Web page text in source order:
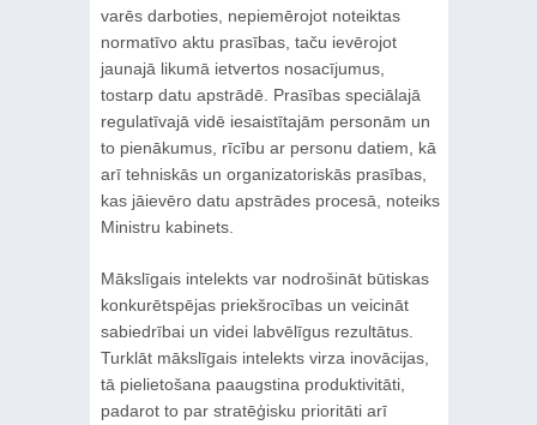
varēs darboties, nepiemērojot noteiktas
normatīvo aktu prasības, taču ievērojot
jaunajā likumā ietvertos nosacījumus,
tostarp datu apstrādē. Prasības speciālajā
regulatīvajā vidē iesaistītajām personām un
to pienākumus, rīcību ar personu datiem, kā
arī tehniskās un organizatoriskās prasības,
kas jāievēro datu apstrādes procesā, noteiks
Ministru kabinets.
Mākslīgais intelekts var nodrošināt būtiskas
konkurētspējas priekšrocības un veicināt
sabiedrībai un videi labvēlīgus rezultātus.
Turklāt mākslīgais intelekts virza inovācijas,
tā pielietošana paaugstina produktivitāti,
padarot to par stratēģisku prioritāti arī